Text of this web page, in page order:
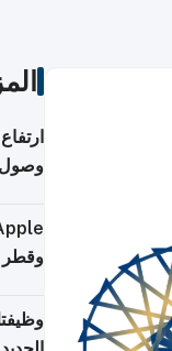
وصول
وقطر